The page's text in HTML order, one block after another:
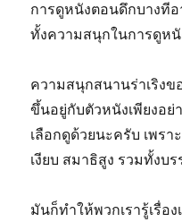
การดูหนังตอนดึกบางทีอ
ทั้งความสนุกในการดูห
ความสนุกสนานร่าเริงข
ขึ้นอยู่กับตัวหนังเพียงอ
เลือกดูด้วยนะครับ เพรา
เงียบ สมาธิสูง รวมทั้งบ
มันก็ทำให้พวกเรารู้เรื่อ